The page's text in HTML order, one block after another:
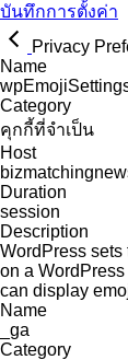
บันทึกการตั้งค่า
Privacy
Name
Category
คุกกี้ที่จำเป็น
Host
Duration
session
Description
WordPress
on a
can display
Name
_ga
Category